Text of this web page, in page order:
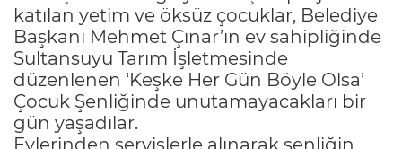
katılan yetim ve öksüz çocuklar, Belediye
Başkanı Mehmet Çınar’ın ev sahipliğinde
Sultansuyu Tarım İşletmesinde
düzenlenen ‘Keşke Her Gün Böyle Olsa’
Çocuk Şenliğinde unutamayacakları bir
gün yaşadılar.
Evlerinden servislerle alınarak şenliğin